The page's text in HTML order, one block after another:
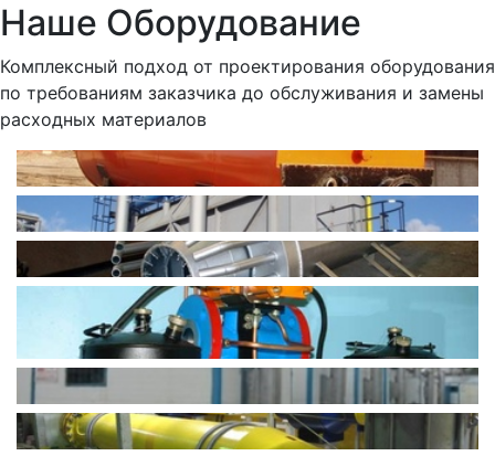
Наше Оборудование
Комплексный подход от проектирования оборудования
по требованиям заказчика до обслуживания и замены
расходных материалов
Подогреватели нефти
Печи нагрева нефти
Факельные системы
Пробоотборник для
нефтепродуктов и нефти
Котельные установки
Установки подготовки газа